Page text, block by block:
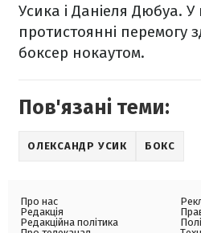
Усика і Даніеля Дюбуа.
протистоянні перемогу
боксер нокаутом.
Пов'язані теми:
ОЛЕКСАНДР УСИК БОКС
Про нас
Редакція
Редакційна політика